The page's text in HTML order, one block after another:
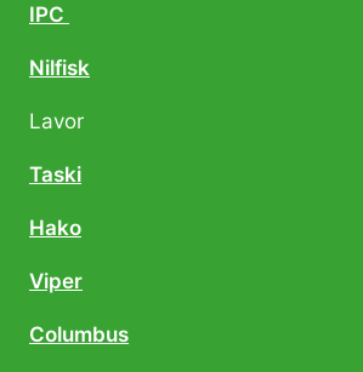
IPC
Nilfisk
Lavor
Taski
Hako
Viper
Columbus